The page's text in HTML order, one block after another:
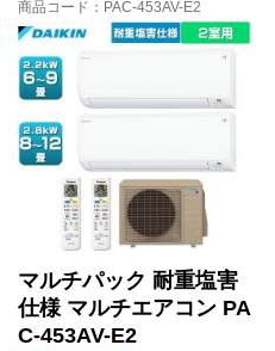
商品コード ：PAC-453AV-E2
マルチパック 耐重塩害
仕様 マルチエアコン PA
C-453AV-E2